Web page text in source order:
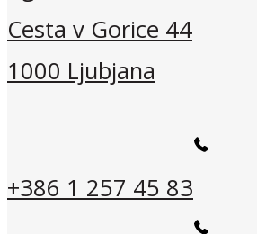
Cesta v Gorice 44
1000 Ljubjana
+386 1 257 45 83